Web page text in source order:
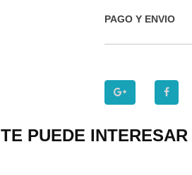
PAGO Y ENVIO
TE PUEDE INTERESAR